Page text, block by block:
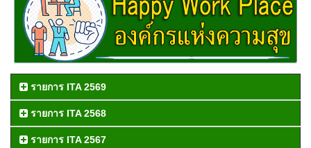
รายการ ITA 2569
รายการ ITA 2568
รายการ ITA 2567